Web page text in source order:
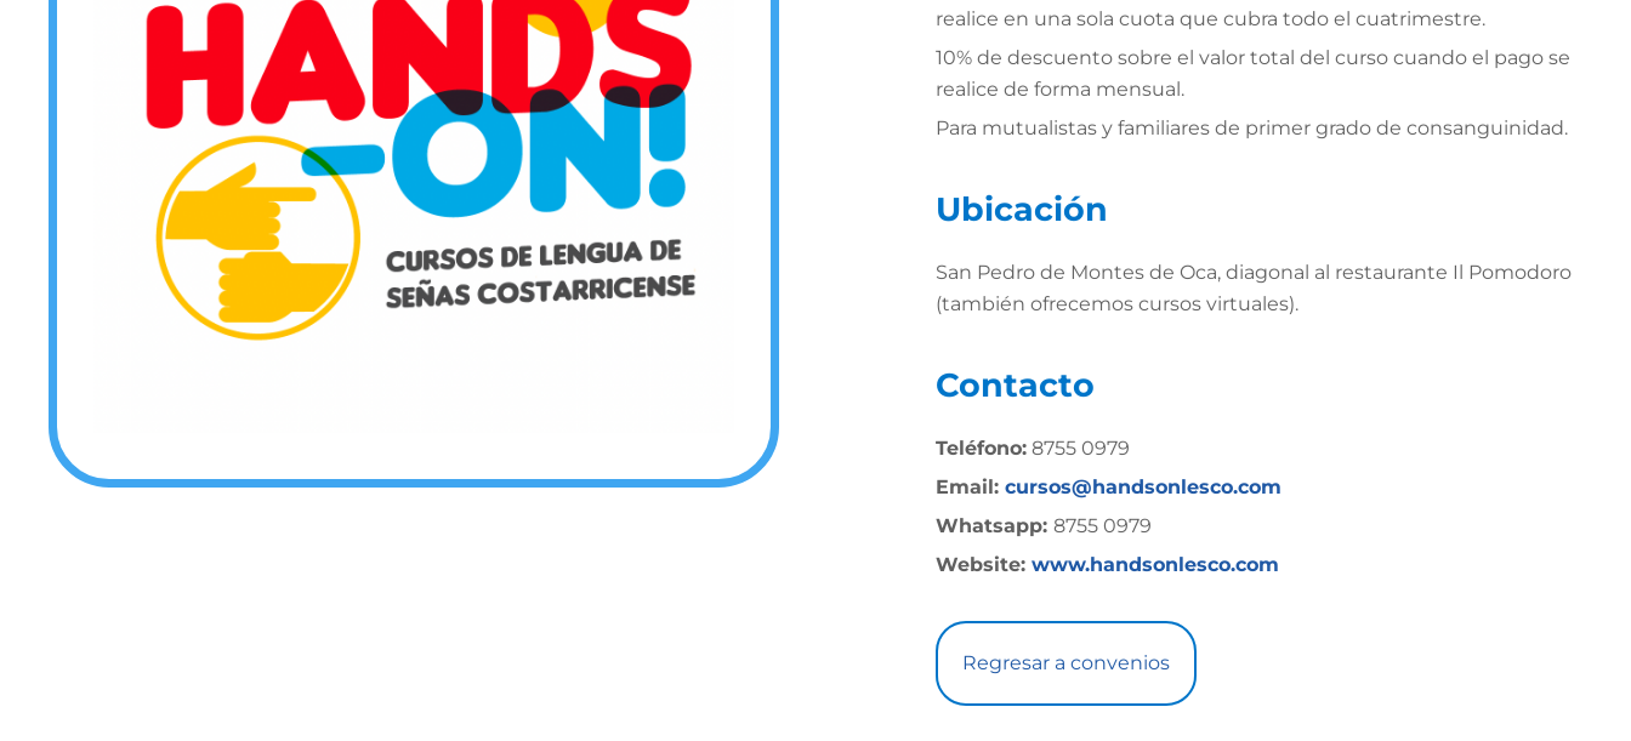
realice en una sola cuota que cubra todo el cuatrimestre.
10% de descuento sobre el valor total del curso cuando el pago se
realice de forma mensual.
Para mutualistas y familiares de primer grado de consanguinidad.
Ubicación
San Pedro de Montes de Oca, diagonal al restaurante Il Pomodoro
(también ofrecemos cursos virtuales).
Contacto
Teléfono: 8755 0979
Email:cursos@handsonlesco.com
Whatsapp:8755 0979
Website:www.handsonlesco.com
Regresar a convenios